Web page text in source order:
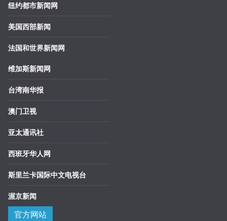
纽约都市新闻网
美国西部新闻
法国和世界新闻网
维加斯新闻网
台湾南华报
澳门卫视
亚太通讯社
西班牙华人网
斯里兰卡国际中文电视台
渥京新闻
官方网站